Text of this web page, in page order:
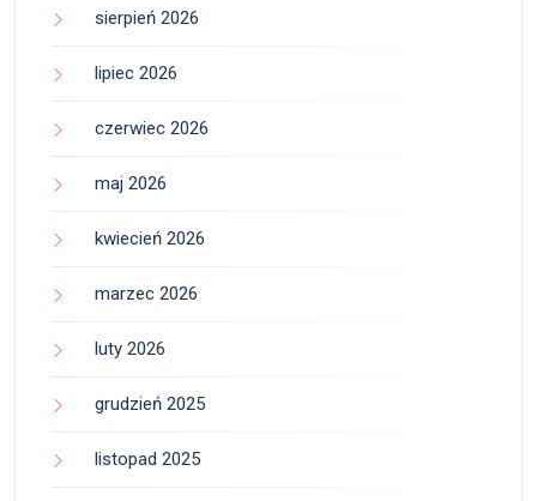
sierpień 2026
lipiec 2026
czerwiec 2026
maj 2026
kwiecień 2026
marzec 2026
luty 2026
grudzień 2025
listopad 2025